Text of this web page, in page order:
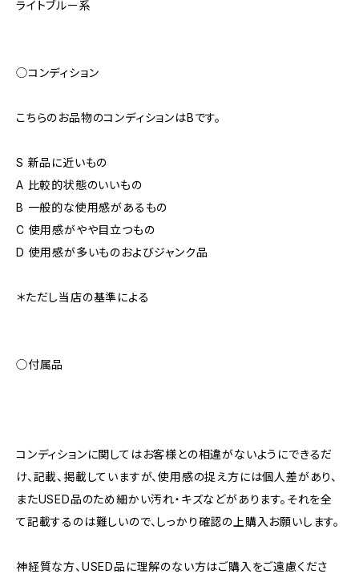
ライトブルー系
◯コンディション
こちらのお品物のコンディションはBです。
S 新品に近いもの
A 比較的状態のいいもの
B 一般的な使用感があるもの
C 使用感がやや目立つもの
D 使用感が多いものおよびジャンク品
＊ただし当店の基準による
◯付属品
コンディションに関してはお客様との相違がないようにできるだ
け、記載、掲載していますが、使用感の捉え方には個人差があり、
またUSED品のため細かい汚れ・キズなどがあります。それを全
て記載するのは難しいので、しっかり確認の上購入お願いします。
神経質な方、USED品に理解のない方はご購入をご遠慮くださ